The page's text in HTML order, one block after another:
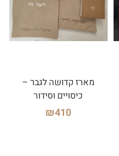
מארז קדושה לגבר –
כיסויים וסידור
₪410